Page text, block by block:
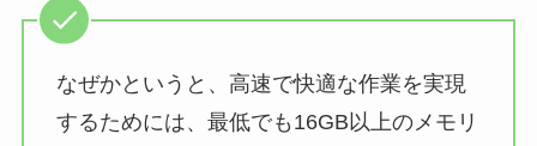
なぜかというと、高速で快適な作業を実現
するためには、最低でも16GB以上のメモリ